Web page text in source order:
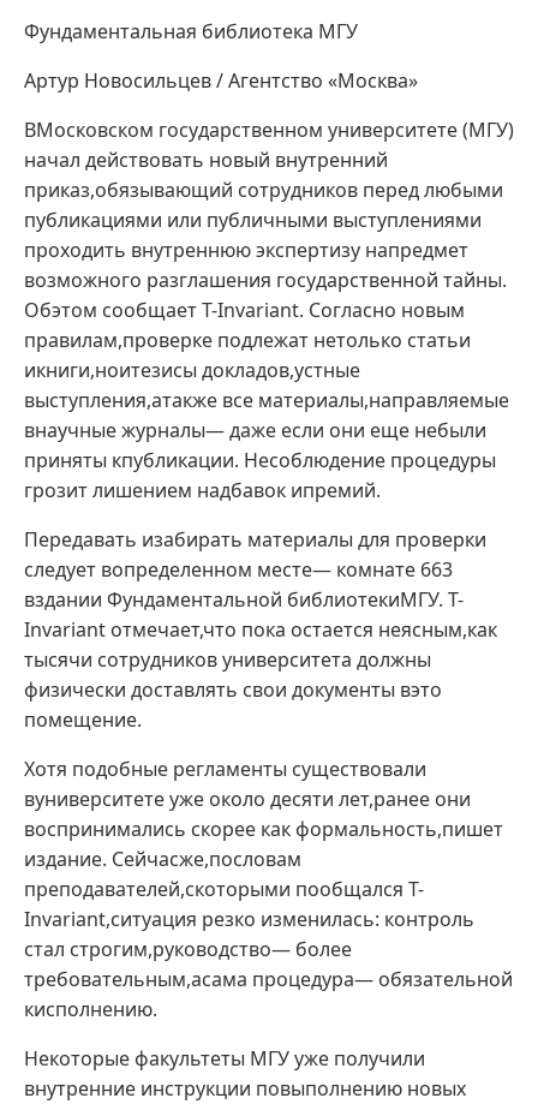
Фундаментальная библиотека МГУ
Артур Новосильцев / Агентство «Москва»
ВМосковском государственном университете (МГУ)
начал действовать новый внутренний
приказ,обязывающий сотрудников перед любыми
публикациями или публичными выступлениями
проходить внутреннюю экспертизу напредмет
возможного разглашения государственной тайны.
Обэтом сообщает T-Invariant. Согласно новым
правилам,проверке подлежат нетолько статьи
икниги,ноитезисы докладов,устные
выступления,атакже все материалы,направляемые
внаучные журналы— даже если они еще небыли
приняты кпубликации. Несоблюдение процедуры
грозит лишением надбавок ипремий.
Передавать изабирать материалы для проверки
следует вопределенном месте— комнате 663
вздании Фундаментальной библиотекиМГУ. T-
Invariant отмечает,что пока остается неясным,как
тысячи сотрудников университета должны
физически доставлять свои документы вэто
помещение.
Хотя подобные регламенты существовали
вуниверситете уже около десяти лет,ранее они
воспринимались скорее как формальность,пишет
издание. Сейчасже,пословам
преподавателей,скоторыми пообщался T-
Invariant,ситуация резко изменилась: контроль
стал строгим,руководство— более
требовательным,асама процедура— обязательной
кисполнению.
Некоторые факультеты МГУ уже получили
внутренние инструкции повыполнению новых